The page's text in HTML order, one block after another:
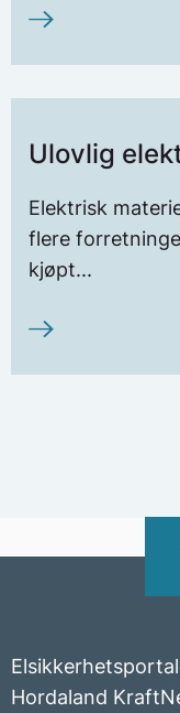
Ulovlig
Elektrisk
flere
kjøpt...
Hordaland